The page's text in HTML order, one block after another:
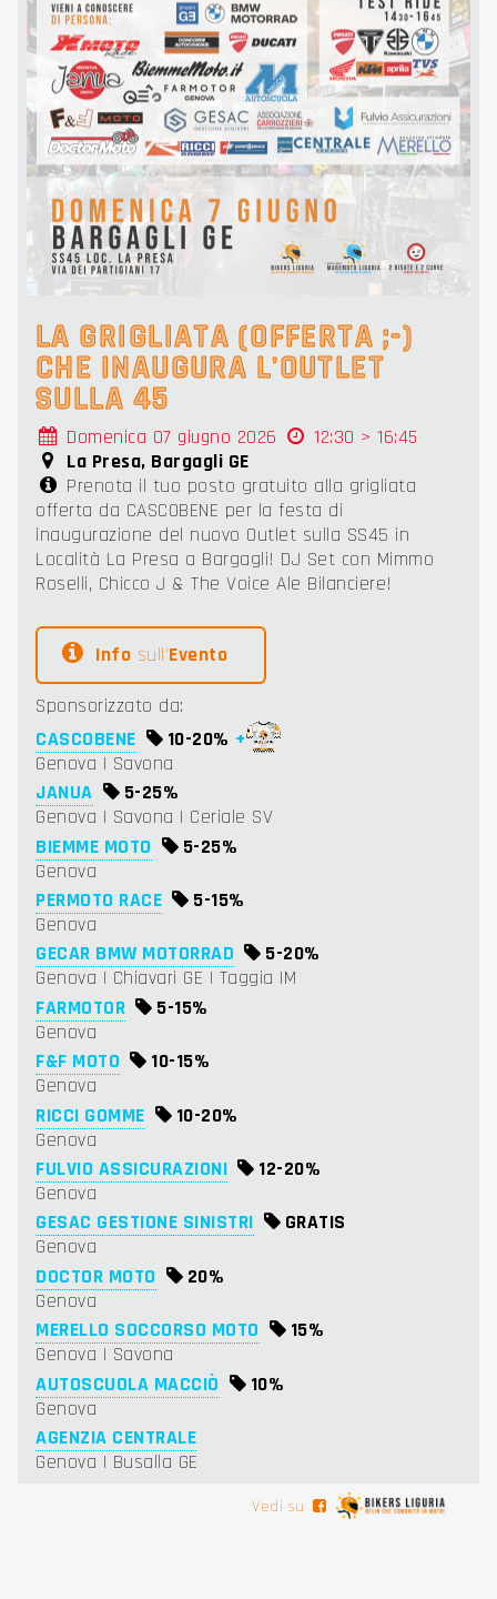
LA GRIGLIATA (OFFERTA ;-)
CHE INAUGURA L'OUTLET
SULLA 45
Domenica 07 giugno 2026
12:30 > 16:45
La Presa, Bargagli GE
Prenota il tuo posto gratuito alla grigliata
offerta da CASCOBENE per la festa di
inaugurazione del nuovo Outlet sulla SS45 in
Località La Presa a Bargagli! DJ Set con Mimmo
Roselli, Chicco J & The Voice Ale Bilanciere!
Info sull'Evento
Sponsorizzato da:
CASCOBENE
10-20% +
Genova | Savona
JANUA
5-25%
Genova | Savona | Ceriale SV
BIEMME MOTO
5-25%
Genova
PERMOTO RACE
5-15%
Genova
GECAR BMW MOTORRAD
5-20%
Genova | Chiavari GE | Taggia IM
FARMOTOR
5-15%
Genova
F&F MOTO
10-15%
Genova
RICCI GOMME
10-20%
Genova
FULVIO ASSICURAZIONI
12-20%
Genova
GESAC GESTIONE SINISTRI
GRATIS
Genova
DOCTOR MOTO
20%
Genova
MERELLO SOCCORSO MOTO
15%
Genova | Savona
AUTOSCUOLA MACCIÒ
10%
Genova
AGENZIA CENTRALE
Genova | Busalla GE
Vedi su